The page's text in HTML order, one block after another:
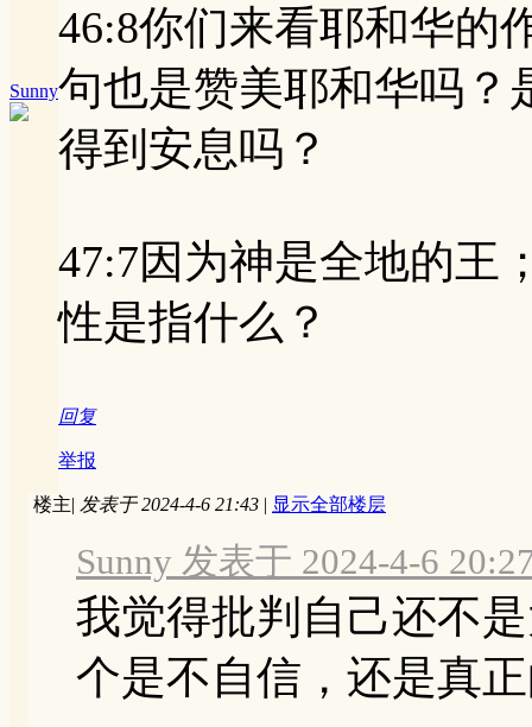
Sunny
46:8你们来看耶和华的
句也是赞美耶和华吗？
得到安息吗？
47:7因为神是全地的王
性是指什么？
回复
举报
楼主| 发表于 2024-4-6 21:43 | 显示全部楼层
Sunny 发表于 2024-4-6
我觉得批判自己还不
个是不自信，还是真